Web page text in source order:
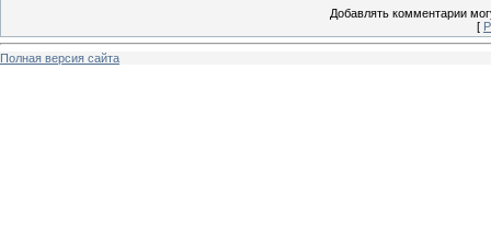
Добавлять комментарии
[
Полная версия сайта